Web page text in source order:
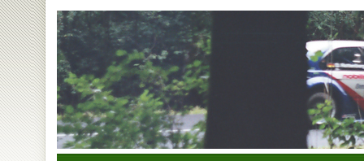
Žalio Tarakono blogas